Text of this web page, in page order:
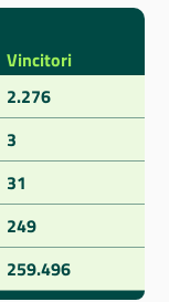
Vincitori
2.276
3
31
249
259.496